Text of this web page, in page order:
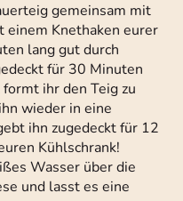
gemeinsam mit
einem Knethaken eurer
lang gut durch
für 30 Minuten
ihr den Teig zu
wieder in eine
ihn zugedeckt für 12
Kühlschrank!
Wasser über die
und lasst es eine